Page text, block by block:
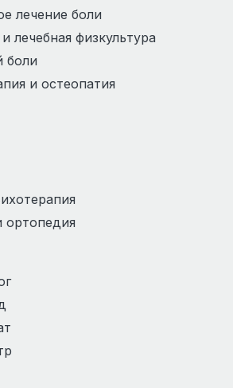
лечение боли
лечебная физкультура
боли
и остеопатия
ортопедия